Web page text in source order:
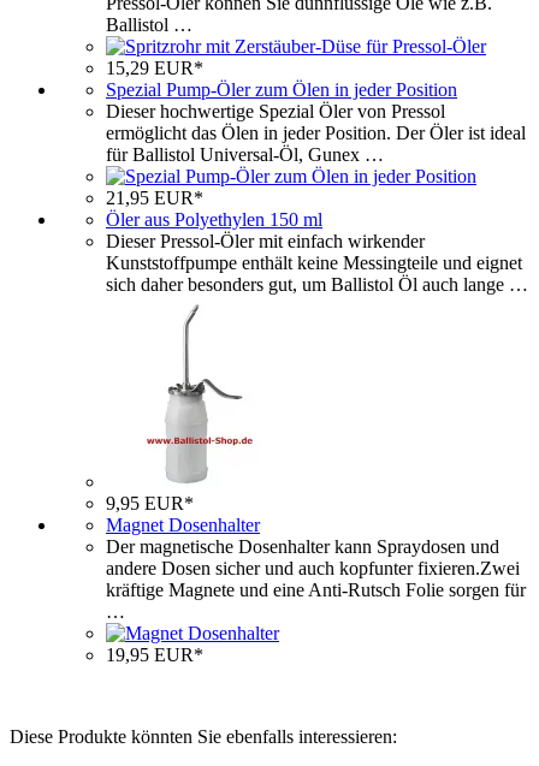
Ballistol …
15,29 EUR*
Spezial Pump-Öler zum Ölen in jeder Position
Dieser hochwertige Spezial Öler von Pressol
ermöglicht das Ölen in jeder Position. Der Öler ist ideal
für Ballistol Universal-Öl, Gunex …
21,95 EUR*
Öler aus Polyethylen 150 ml
Dieser Pressol-Öler mit einfach wirkender
Kunststoffpumpe enthält keine Messingteile und eignet
sich daher besonders gut, um Ballistol Öl auch lange …
9,95 EUR*
Magnet Dosenhalter
Der magnetische Dosenhalter kann Spraydosen und
andere Dosen sicher und auch kopfunter fixieren.Zwei
kräftige Magnete und eine Anti-Rutsch Folie sorgen für
…
19,95 EUR*
Diese Produkte könnten Sie ebenfalls interessieren: